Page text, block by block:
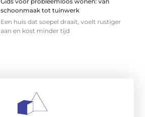
schoonmaak tot tuinwerk
Een huis dat soepel draait, voelt rustiger
aan en kost minder tijd